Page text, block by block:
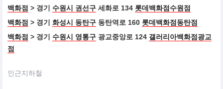
백화점 > 경기 수원시 권선구 세화로 134 롯데백화점수원점
백화점 > 경기 화성시 동탄구 동탄역로 160 롯데백화점동탄점
백화점 > 경기 수원시 영통구 광교중앙로 124 갤러리아백화점광교
점
인근지하철